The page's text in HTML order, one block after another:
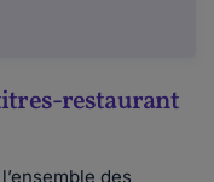
restaurant
des